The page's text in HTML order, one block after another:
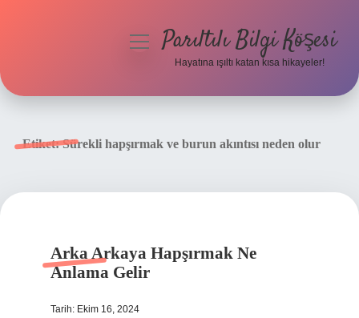
menüyüParıltılı Bilgi Köşesi
Hayatına ışıltı katan kısa hikayeler!
Etiket:Sürekli hapşırmak ve burun akıntısı neden olur
Arka Arkaya Hapşırmak Ne
Anlama Gelir
Tarih: Ekim 16, 2024